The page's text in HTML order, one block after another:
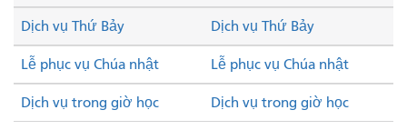
Dịch vụ Thứ Bảy Dịch vụ Thứ Bảy
Lễ phục vụ Chúa nhật Lễ phục vụ Chúa nhật
Dịch vụ trong giờ học Dịch vụ trong giờ học